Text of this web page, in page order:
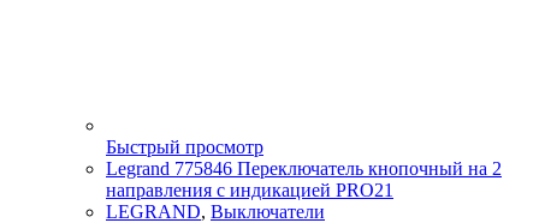
Быстрый просмотр
Legrand 775846 Переключатель кнопочный на 2
направления с индикацией PRO21
LEGRAND, Выключатели